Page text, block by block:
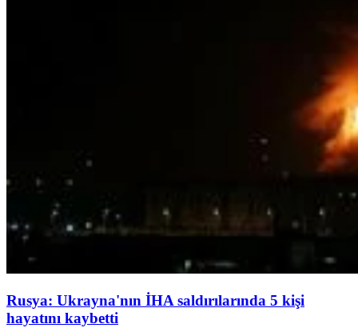
Rusya: Ukrayna'nın İHA saldırılarında 5 kişi
hayatını kaybetti